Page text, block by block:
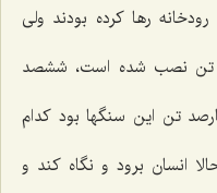
رها کرده بودند ولی
تن نصب شده است، ششصد
تن این سنگها بود کدام
انسان برود و نگاه کند و